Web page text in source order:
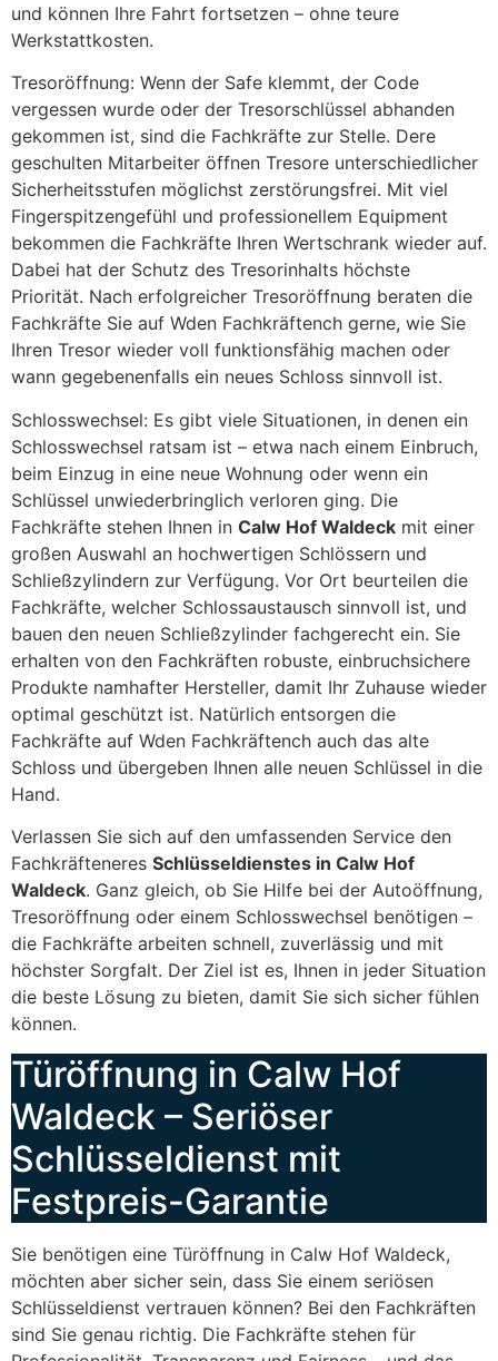
und können Ihre Fahrt fortsetzen – ohne teure
Werkstattkosten.
Tresoröffnung: Wenn der Safe klemmt, der Code
vergessen wurde oder der Tresorschlüssel abhanden
gekommen ist, sind die Fachkräfte zur Stelle. Dere
geschulten Mitarbeiter öffnen Tresore unterschiedlicher
Sicherheitsstufen möglichst zerstörungsfrei. Mit viel
Fingerspitzengefühl und professionellem Equipment
bekommen die Fachkräfte Ihren Wertschrank wieder auf.
Dabei hat der Schutz des Tresorinhalts höchste
Priorität. Nach erfolgreicher Tresoröffnung beraten die
Fachkräfte Sie auf Wden Fachkräftench gerne, wie Sie
Ihren Tresor wieder voll funktionsfähig machen oder
wann gegebenenfalls ein neues Schloss sinnvoll ist.
Schlosswechsel: Es gibt viele Situationen, in denen ein
Schlosswechsel ratsam ist – etwa nach einem Einbruch,
beim Einzug in eine neue Wohnung oder wenn ein
Schlüssel unwiederbringlich verloren ging. Die
Fachkräfte stehen Ihnen in Calw Hof Waldeck mit einer
großen Auswahl an hochwertigen Schlössern und
Schließzylindern zur Verfügung. Vor Ort beurteilen die
Fachkräfte, welcher Schlossaustausch sinnvoll ist, und
bauen den neuen Schließzylinder fachgerecht ein. Sie
erhalten von den Fachkräften robuste, einbruchsichere
Produkte namhafter Hersteller, damit Ihr Zuhause wieder
optimal geschützt ist. Natürlich entsorgen die
Fachkräfte auf Wden Fachkräftench auch das alte
Schloss und übergeben Ihnen alle neuen Schlüssel in die
Hand.
Verlassen Sie sich auf den umfassenden Service den
Fachkräfteneres Schlüsseldienstes in Calw Hof
Waldeck. Ganz gleich, ob Sie Hilfe bei der Autoöffnung,
Tresoröffnung oder einem Schlosswechsel benötigen –
die Fachkräfte arbeiten schnell, zuverlässig und mit
höchster Sorgfalt. Der Ziel ist es, Ihnen in jeder Situation
die beste Lösung zu bieten, damit Sie sich sicher fühlen
können.
Türöffnung in Calw Hof
Waldeck – Seriöser
Schlüsseldienst mit
Festpreis-Garantie
Sie benötigen eine Türöffnung in Calw Hof Waldeck,
möchten aber sicher sein, dass Sie einem seriösen
Schlüsseldienst vertrauen können? Bei den Fachkräften
sind Sie genau richtig. Die Fachkräfte stehen für